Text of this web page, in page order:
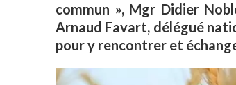
commun », Mgr Didier
Arnaud Favart, délégué
pour y rencontrer et